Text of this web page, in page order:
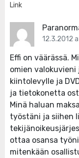
Link
12.3.2012
Effi on väärässä.
omien
kiintolevylle ja
ja tietokonetta
Minä haluan
työstäni ja siihen
ottaa osansa
mitenkään